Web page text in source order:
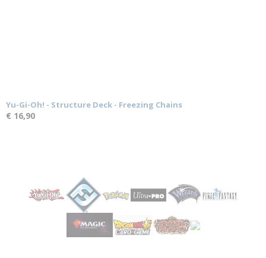
Yu-Gi-Oh! - Structure Deck - Freezing Chains
€ 16,90